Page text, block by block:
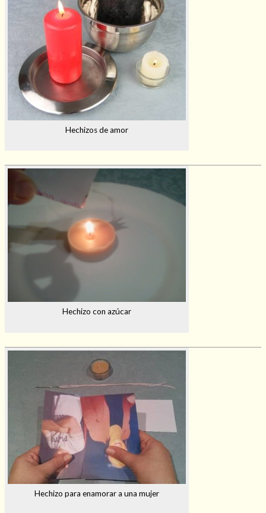
Hechizos de amor
Hechizo con azúcar
Hechizo para enamorar a una mujer